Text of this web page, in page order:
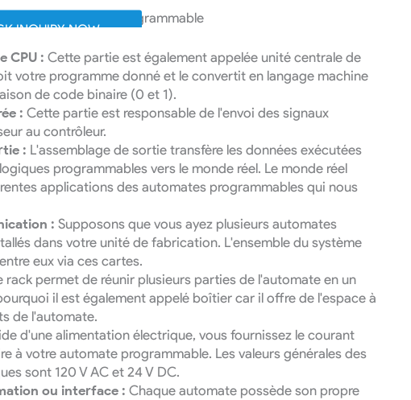
INQUIRY NOW
CPU : Cette partie est également appelée unité centrale de
votre programme donné et le convertit en langage machine
de code binaire (0 et 1).
: Cette partie est responsable de l'envoi des signaux
au contrôleur.
: L'assemblage de sortie transfère les données exécutées
programmables vers le monde réel. Le monde réel
applications des automates programmables qui nous
: Supposons que vous ayez plusieurs automates
dans votre unité de fabrication. L'ensemble du système
eux via ces cartes.
rack permet de réunir plusieurs parties de l'automate en un
il est également appelé boîtier car il offre de l'espace à
de l'automate.
d'une alimentation électrique, vous fournissez le courant
à votre automate programmable. Les valeurs générales des
sont 120 V AC et 24 V DC.
ou interface : Chaque automate possède son propre